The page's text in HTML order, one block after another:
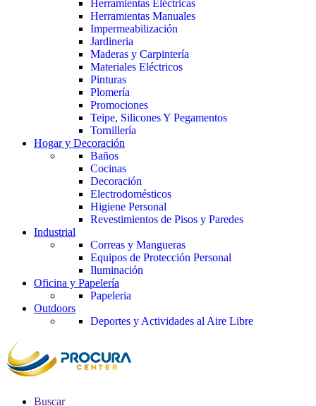
Herramientas Eléctricas
Herramientas Manuales
Impermeabilización
Jardineria
Maderas y Carpintería
Materiales Eléctricos
Pinturas
Plomería
Promociones
Teipe, Silicones Y Pegamentos
Tornillería
Hogar y Decoración
Baños
Cocinas
Decoración
Electrodomésticos
Higiene Personal
Revestimientos de Pisos y Paredes
Industrial
Correas y Mangueras
Equipos de Protección Personal
Iluminación
Oficina y Papelería
Papeleria
Outdoors
Deportes y Actividades al Aire Libre
Buscar